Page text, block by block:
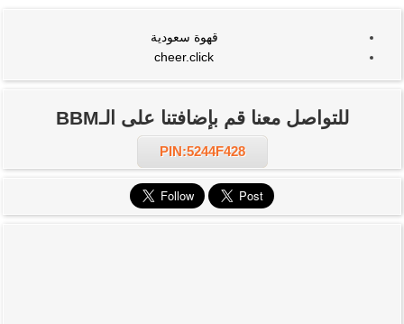
قهوة سعودية
cheer.click
للتواصل معنا قم بإضافتنا على الـBBM
PIN:5244F428